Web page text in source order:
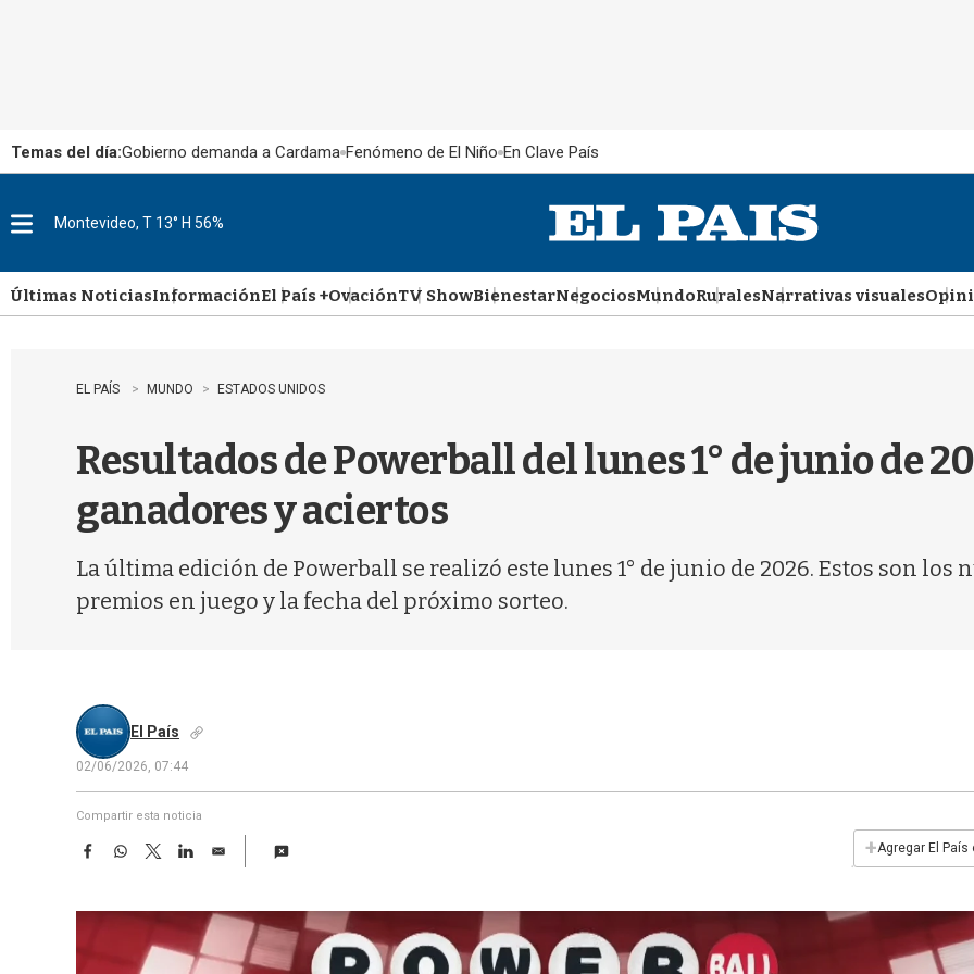
Temas del día:Gobierno demanda a Cardama Fenómeno de El Niño En Clave País
u
Montevideo, T 13° H 56%
Últimas NoticiasInformaciónEl País +OvaciónTV ShowBienestarNegociosMundoRuralesNarrativas visuales
EL PAÍS MUNDO ESTADOS UNIDOS
Resultados de Powerball del lunes 1° de junio de
ganadores y aciertos
La última edición de Powerball se realizó este lunes 1° de junio de 2026. Estos son los
premios en juego y la fecha del próximo sorteo.
El País
02/06/2026, 07:44
Compartir esta noticia
F
e
W
t
T
w
t
t
e
L
k
e
d
E
i
+Agregar El País